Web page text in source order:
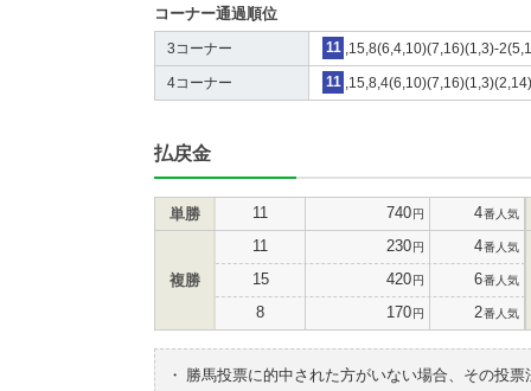
コーナー通過順位
3コーナー 11 ,15,8(6,4,10)(7,16)(1,3)-
4コーナー 11
払戻金
単勝 11 740円 4番人気
複勝
11 230円 4番人気
15 420円 6番人気
8 170円 2番人気
・
勝馬投票に的中された方がいない場合、その投